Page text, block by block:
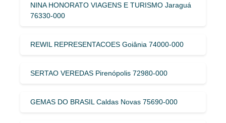
NINA HONORATO VIAGENS E TURISMO Jaraguá
76330-000
REWIL REPRESENTACOES Goiânia 74000-000
SERTAO VEREDAS Pirenópolis 72980-000
GEMAS DO BRASIL Caldas Novas 75690-000